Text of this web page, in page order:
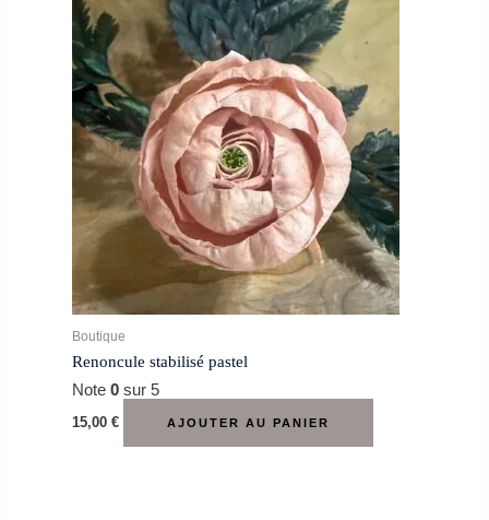
Boutique
Renoncule stabilisé pastel
Note0 sur 5
15,00€ AJOUTER AU PANIER